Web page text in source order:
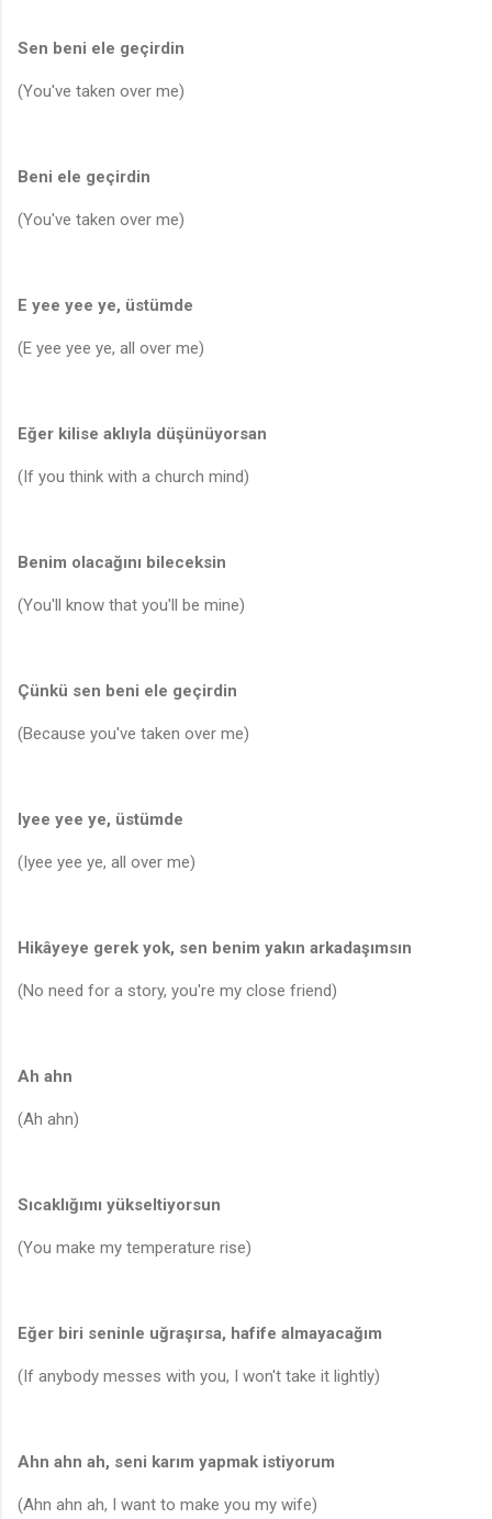
Sen beni ele geçirdin
(You've taken over me)
Beni ele geçirdin
(You've taken over me)
E yee yee ye, üstümde
(E yee yee ye, all over me)
Eğer kilise aklıyla düşünüyorsan
(If you think with a church mind)
Benim olacağını bileceksin
(You'll know that you'll be mine)
Çünkü sen beni ele geçirdin
(Because you've taken over me)
Iyee yee ye, üstümde
(Iyee yee ye, all over me)
Hikâyeye gerek yok, sen benim yakın arkadaşımsın
(No need for a story, you're my close friend)
Ah ahn
(Ah ahn)
Sıcaklığımı yükseltiyorsun
(You make my temperature rise)
Eğer biri seninle uğraşırsa, hafife almayacağım
(If anybody messes with you, I won't take it lightly)
Ahn ahn ah, seni karım yapmak istiyorum
(Ahn ahn ah, I want to make you my wife)